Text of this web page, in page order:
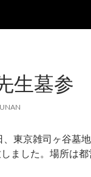
生墓参
東京雑司ヶ谷墓
ました。場所は